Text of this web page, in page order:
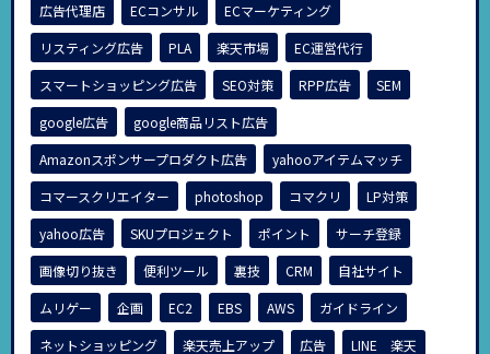
広告代理店 ECコンサル
ECマーケティング
リスティング広告
PLA 楽天市場
EC運営代行
スマートショッピング広告
SEO対策 RPP広告
SEM
google広告
google商品リスト広告
Amazonスポンサープロダクト広告
yahooアイテムマッチ
コマースクリエイター
photoshop コマクリ
LP対策
yahoo広告
SKUプロジェクト ポイント
サーチ登録
画像切り抜き
便利ツール 裏技 CRM
自社サイト
ムリゲー
企画 EC2 EBS AWS
ガイドライン
ネットショッピング
楽天売上アップ 広告 LINE 楽天